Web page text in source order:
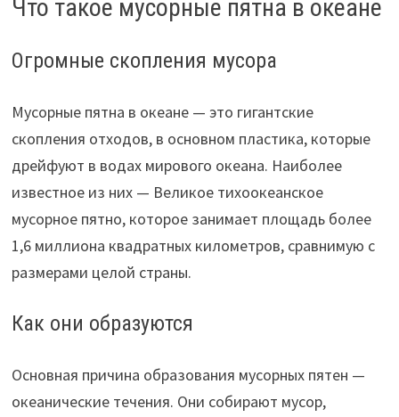
Что такое мусорные пятна в океане
Огромные скопления мусора
Мусорные пятна в океане — это гигантские
скопления отходов, в основном пластика, которые
дрейфуют в водах мирового океана. Наиболее
известное из них — Великое тихоокеанское
мусорное пятно, которое занимает площадь более
1,6 миллиона квадратных километров, сравнимую с
размерами целой страны.
Как они образуются
Основная причина образования мусорных пятен —
океанические течения. Они собирают мусор,